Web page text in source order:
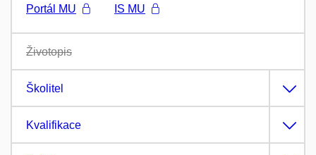
Portál MU
IS MU
Životopis
Školitel
Kvalifikace